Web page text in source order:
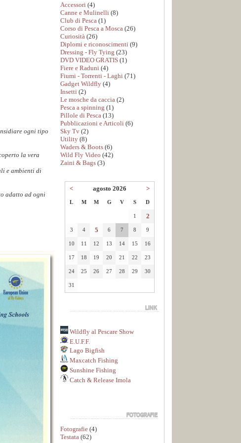
ogni tipo
la vera
e ambienti di
adatto ad ogni
Accessori (4)
Canne e Mulinelli (8)
Club di Pesca (1)
Corso di Pesca a Mosca (26)
Curiosità (26)
Diplomi e riconoscimenti (9)
Dressing - Fly Tying (23)
DVD VIDEO GRATIS (1)
Fiere e Raduni (4)
Fiumi - Torrenti - Laghi (71)
Gadget Wildfly (4)
Insetti (2)
Le mosche da caccia (2)
Pesca a spinning (1)
Pillole di Pesca (13)
Pubblicazioni e Articoli (6)
Sky Tv (2)
Utility (8)
Waders & Boots (6)
Wild Fly Video (42)
Zaini & Bags (3)
< agosto 2026 >
L M M G V S D
1 2
3 4 5 6 7 8 9
10 11 12 13 14 15 16
17 18 19 20 21 22 23
24 25 26 27 28 29 30
31
Wildfly al Pescare Show
E.U.F.F.
Lago Bigfish
Maxcatch Fishing
Sunshine Fishing
Catch & Release Imola
Fotografie (4)
Testata (62)